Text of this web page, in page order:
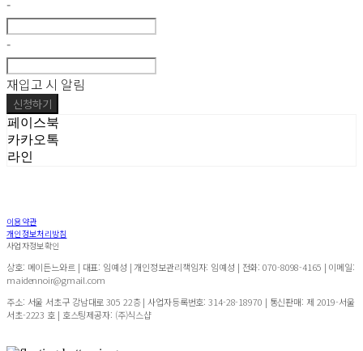
-
-
재입고 시 알림
신청하기
페이스북
카카오톡
라인
이용약관
개인정보처리방침
사업자정보확인
상호: 메이든느와르 | 대표: 임예성 | 개인정보관리책임자: 임예성 | 전화: 070-8098-4165 | 이메일:
maidennoir@gmail.com
주소: 서울 서초구 강남대로 305 22층 | 사업자등록번호:314-28-18970 | 통신판매: 제 2019-서울
서초-2223 호 | 호스팅제공자: (주)식스샵